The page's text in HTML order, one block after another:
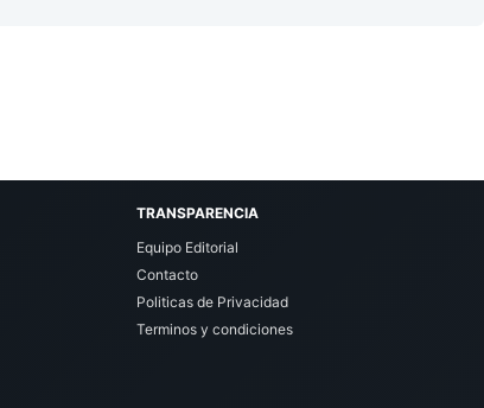
TRANSPARENCIA
Equipo Editorial
Contacto
Politicas de Privacidad
Terminos y condiciones